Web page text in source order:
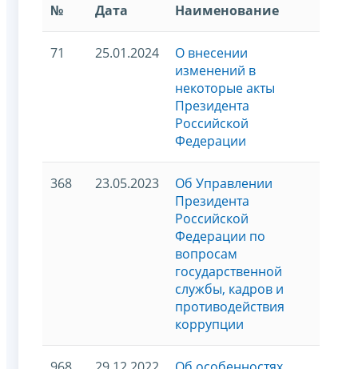
№ Дата Наименование
71 25.01.2024
О внесении
изменений в
некоторые акты
Президента
Российской
Федерации
368 23.05.2023
Об Управлении
Президента
Российской
Федерации по
вопросам
государственной
службы, кадров и
противодействия
коррупции